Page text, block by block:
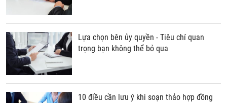
Lựa chọn bên ủy quyền - Tiêu chí quan
trọng bạn không thể bỏ qua
10 điều cần lưu ý khi soạn thảo hợp đồng